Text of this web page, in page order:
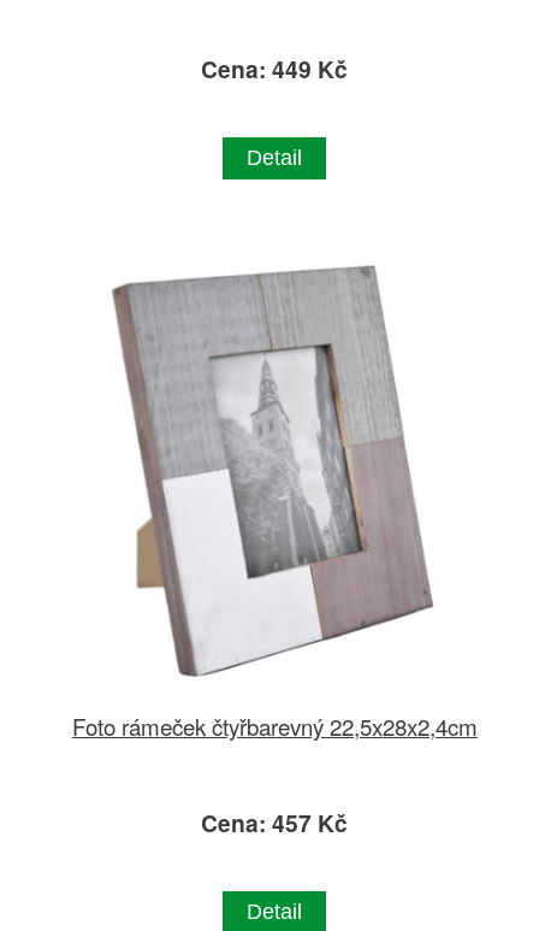
Cena: 449 Kč
Detail
Foto rámeček čtyřbarevný 22,5x28x2,4cm
Cena: 457 Kč
Detail